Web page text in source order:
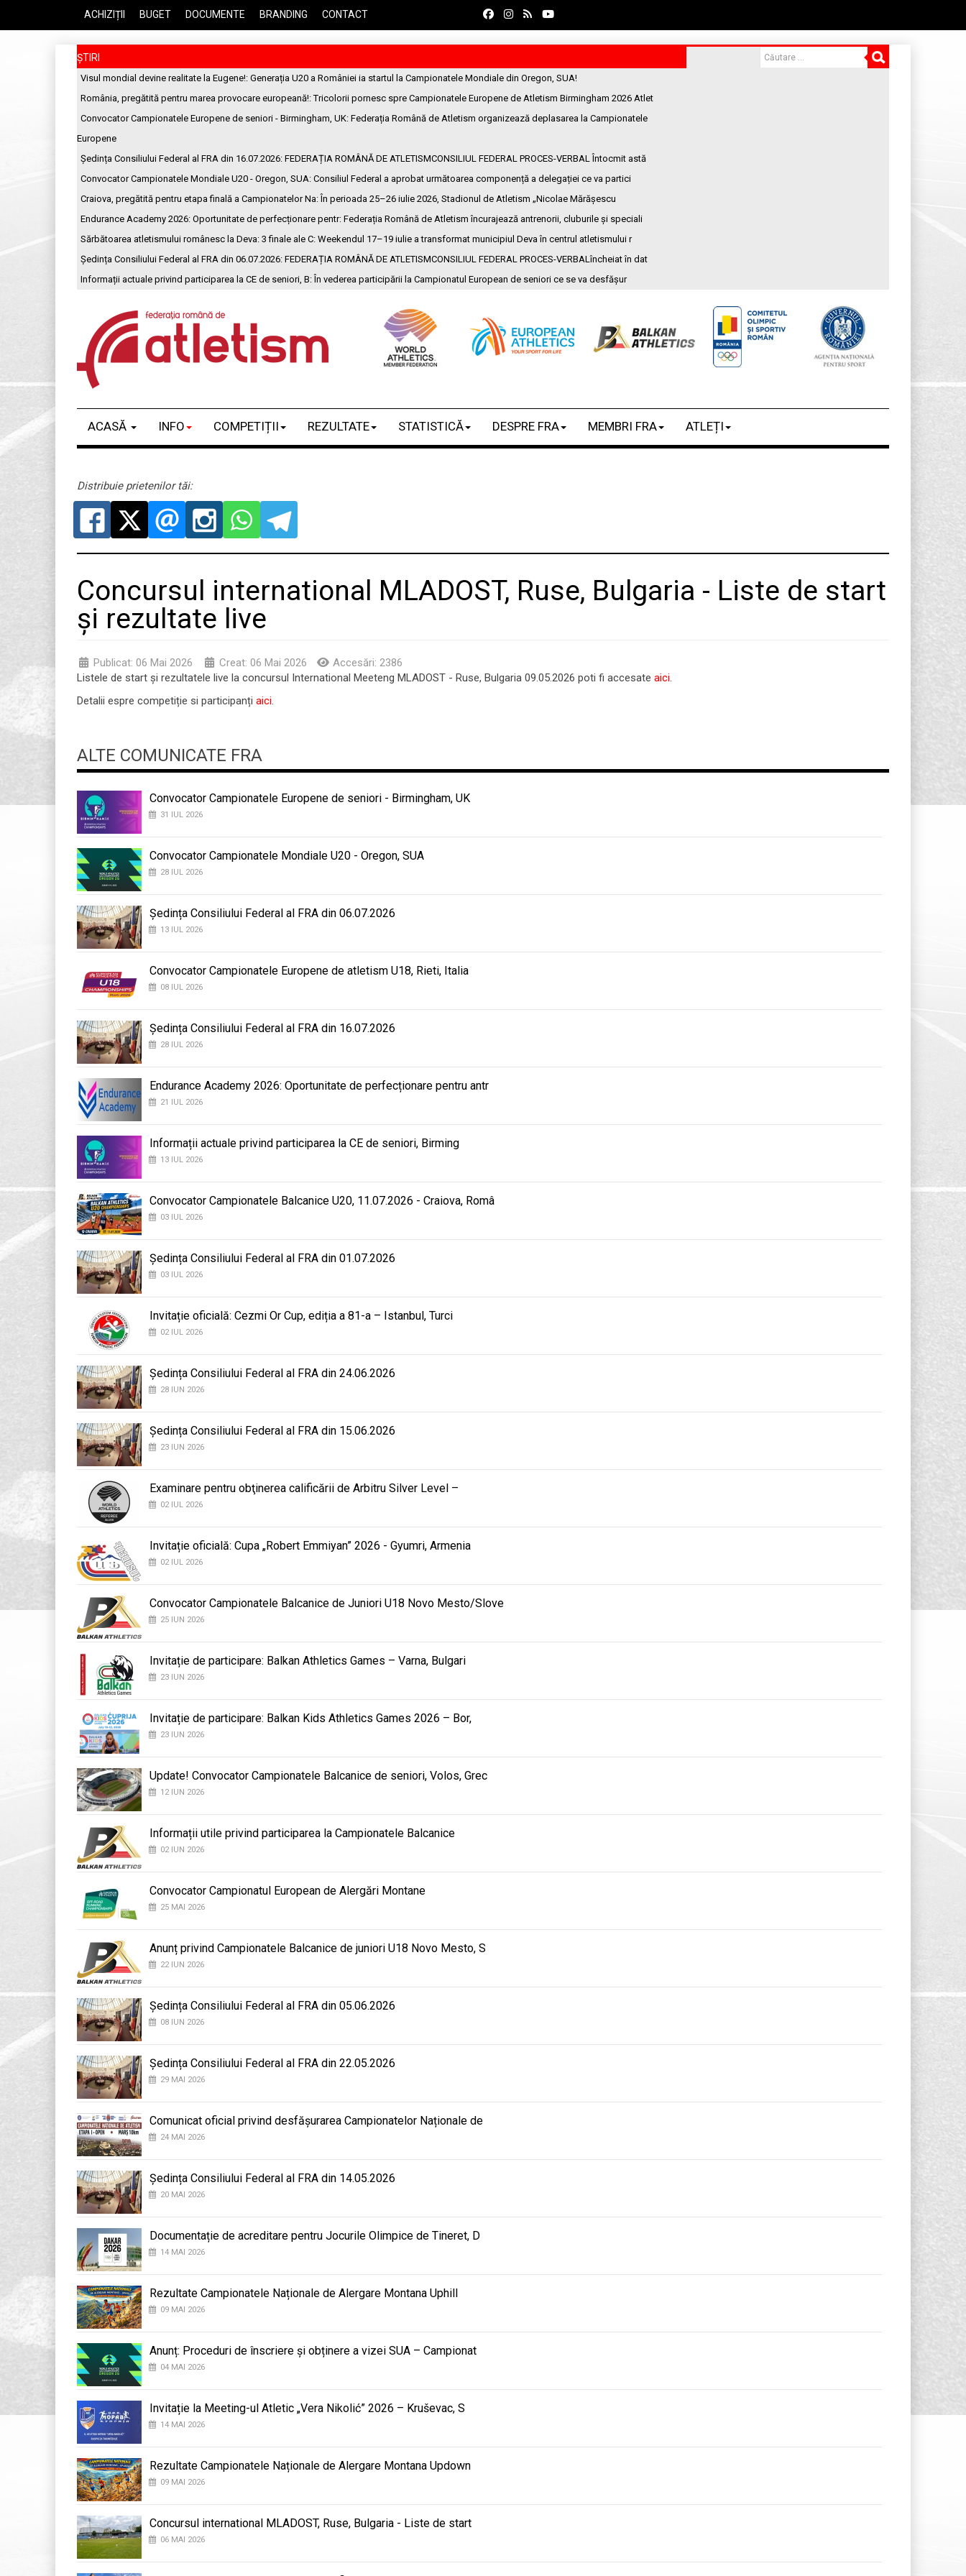
ACHIZIȚII BUGET DOCUMENTE BRANDING CONTACT
ȘTIRI
Visul mondial devine realitate la Eugene!: Generația U20 a României ia startul la Campionatele Mondiale din Oregon, SUA!
România, pregătită pentru marea provocare europeană!: Tricolorii pornesc spre Campionatele Europene de Atletism Birmingham 2026 Atlet
Convocator Campionatele Europene de seniori - Birmingham, UK: Federația Română de Atletism organizează deplasarea la Campionatele
Europene
Ședința Consiliului Federal al FRA din 16.07.2026: FEDERAȚIA ROMÂNĂ DE ATLETISMCONSILIUL FEDERAL PROCES-VERBAL Întocmit astă
Convocator Campionatele Mondiale U20 - Oregon, SUA: Consiliul Federal a aprobat următoarea componență a delegației ce va partici
Craiova, pregătită pentru etapa finală a Campionatelor Na: În perioada 25–26 iulie 2026, Stadionul de Atletism „Nicolae Mărășescu
Endurance Academy 2026: Oportunitate de perfecționare pentr: Federația Română de Atletism încurajează antrenorii, cluburile și speciali
Sărbătoarea atletismului românesc la Deva: 3 finale ale C: Weekendul 17–19 iulie a transformat municipiul Deva în centrul atletismului r
Ședința Consiliului Federal al FRA din 06.07.2026: FEDERAȚIA ROMÂNĂ DE ATLETISMCONSILIUL FEDERAL PROCES-VERBALîncheiat în dat
Informații actuale privind participarea la CE de seniori, B: În vederea participării la Campionatul European de seniori ce se va desfășur
ACASĂ INFO COMPETIȚII REZULTATE STATISTICĂ DESPRE FRA MEMBRI FRA ATLEȚI
Distribuie prietenilor tăi:
Concursul international MLADOST, Ruse, Bulgaria - Liste de start
și rezultate live
Publicat: 06 Mai 2026 Creat: 06 Mai 2026
Accesări: 2386
Listele de start și rezultatele live la concursul International Meeteng MLADOST - Ruse, Bulgaria 09.05.2026 poti fi accesate aici.
Detalii espre competiție si participanți aici
ALTE COMUNICATE FRA
Convocator Campionatele Europene de seniori - Birmingham, UK
31 IUL 2026
Convocator Campionatele Mondiale U20 - Oregon, SUA
28 IUL 2026
Ședința Consiliului Federal al FRA din 06.07.2026
13 IUL 2026
Convocator Campionatele Europene de atletism U18, Rieti, Italia
08 IUL 2026
Ședința Consiliului Federal al FRA din 16.07.2026
28 IUL 2026
Endurance Academy 2026: Oportunitate de perfecționare pentru antr
21 IUL 2026
Informații actuale privind participarea la CE de seniori, Birming
13 IUL 2026
Convocator Campionatele Balcanice U20, 11.07.2026 - Craiova, Româ
03 IUL 2026
Ședința Consiliului Federal al FRA din 01.07.2026
03 IUL 2026
Invitație oficială: Cezmi Or Cup, ediția a 81-a – Istanbul, Turci
02 IUL 2026
Ședința Consiliului Federal al FRA din 24.06.2026
28 IUN 2026
Ședința Consiliului Federal al FRA din 15.06.2026
23 IUN 2026
Examinare pentru obţinerea calificării de Arbitru Silver Level –
02 IUL 2026
Invitație oficială: Cupa „Robert Emmiyan” 2026 - Gyumri, Armenia
02 IUL 2026
Convocator Campionatele Balcanice de Juniori U18 Novo Mesto/Slove
25 IUN 2026
Invitație de participare: Balkan Athletics Games – Varna, Bulgari
23 IUN 2026
Invitație de participare: Balkan Kids Athletics Games 2026 – Bor,
23 IUN 2026
Update! Convocator Campionatele Balcanice de seniori, Volos, Grec
12 IUN 2026
Informații utile privind participarea la Campionatele Balcanice
02 IUN 2026
Convocator Campionatul European de Alergări Montane
25 MAI 2026
Anunț privind Campionatele Balcanice de juniori U18 Novo Mesto, S
22 IUN 2026
Ședința Consiliului Federal al FRA din 05.06.2026
08 IUN 2026
Ședința Consiliului Federal al FRA din 22.05.2026
29 MAI 2026
Comunicat oficial privind desfășurarea Campionatelor Naționale de
24 MAI 2026
Ședința Consiliului Federal al FRA din 14.05.2026
20 MAI 2026
Documentație de acreditare pentru Jocurile Olimpice de Tineret, D
14 MAI 2026
Rezultate Campionatele Naționale de Alergare Montana Uphill
09 MAI 2026
Anunț: Proceduri de înscriere și obținere a vizei SUA – Campionat
04 MAI 2026
Invitație la Meeting-ul Atletic „Vera Nikolić” 2026 – Kruševac, S
14 MAI 2026
Rezultate Campionatele Naționale de Alergare Montana Updown
09 MAI 2026
Concursul international MLADOST, Ruse, Bulgaria - Liste de start
06 MAI 2026